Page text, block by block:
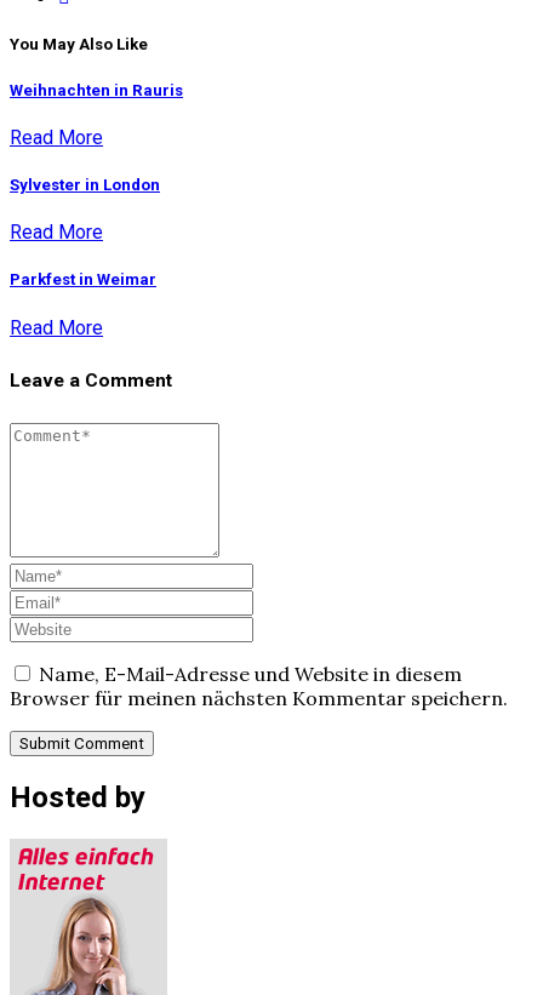
You May Also Like
Weihnachten in Rauris
Read More
Sylvester in London
Read More
Parkfest in Weimar
Read More
Leave a Comment
Name, E-Mail-Adresse und Website in diesem
Browser für meinen nächsten Kommentar speichern.
Hosted by